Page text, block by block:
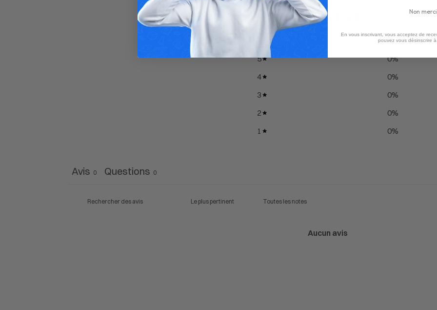
0 / 5
5 0%
4
0%
3
0%
2
0%
1
0%
Avis 0 Questions 0
Aucun avis
Non merci
En vous inscrivant, vous acceptez de
pouvez vous désinscrire